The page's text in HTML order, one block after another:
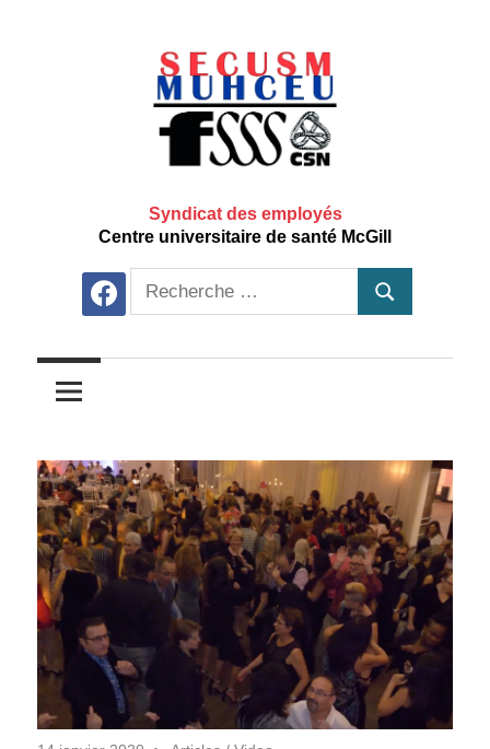
Syndicat des employés
Centre universitaire de santé McGill
facebookRecherche
pour:
Recherche